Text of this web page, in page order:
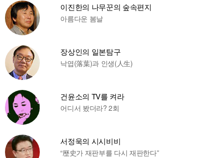
이진한의 나무꾼의 숲속편지
아름다운 봄날
장상인의 일본탐구
낙엽(落葉)과 인생(人生)
건윤소의 TV를 켜라
어디서 봤더라? 2회
서정욱의 시시비비
“歷史가 재판부를 다시 재판한다”